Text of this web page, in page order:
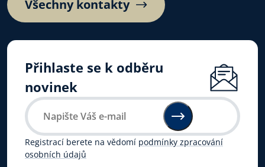
Všechny kontakty
Přihlaste se k odběru
novinek
Registrací berete na vědomí podmínky zpracování
osobních údajů